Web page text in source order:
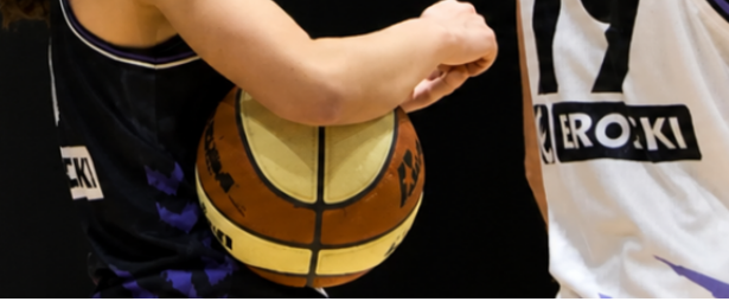
Promovemos la
satisfacción y el desarrollo
de las
personas
trabajadoras.
Escuchamose
informamosa las
personas